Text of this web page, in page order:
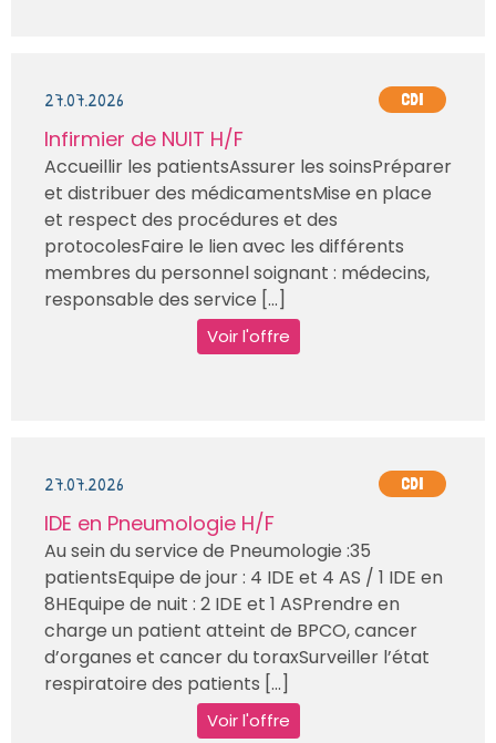
27.07.2026 CDI
Infirmier de NUIT H/F
Accueillir les patientsAssurer les soinsPréparer
et distribuer des médicamentsMise en place
et respect des procédures et des
protocolesFaire le lien avec les différents
membres du personnel soignant : médecins,
responsable des service [...]
Voir l'offre
27.07.2026 CDI
IDE en Pneumologie H/F
Au sein du service de Pneumologie :35
patientsEquipe de jour : 4 IDE et 4 AS / 1 IDE en
8HEquipe de nuit : 2 IDE et 1 ASPrendre en
charge un patient atteint de BPCO, cancer
d’organes et cancer du toraxSurveiller l’état
respiratoire des patients [...]
Voir l'offre